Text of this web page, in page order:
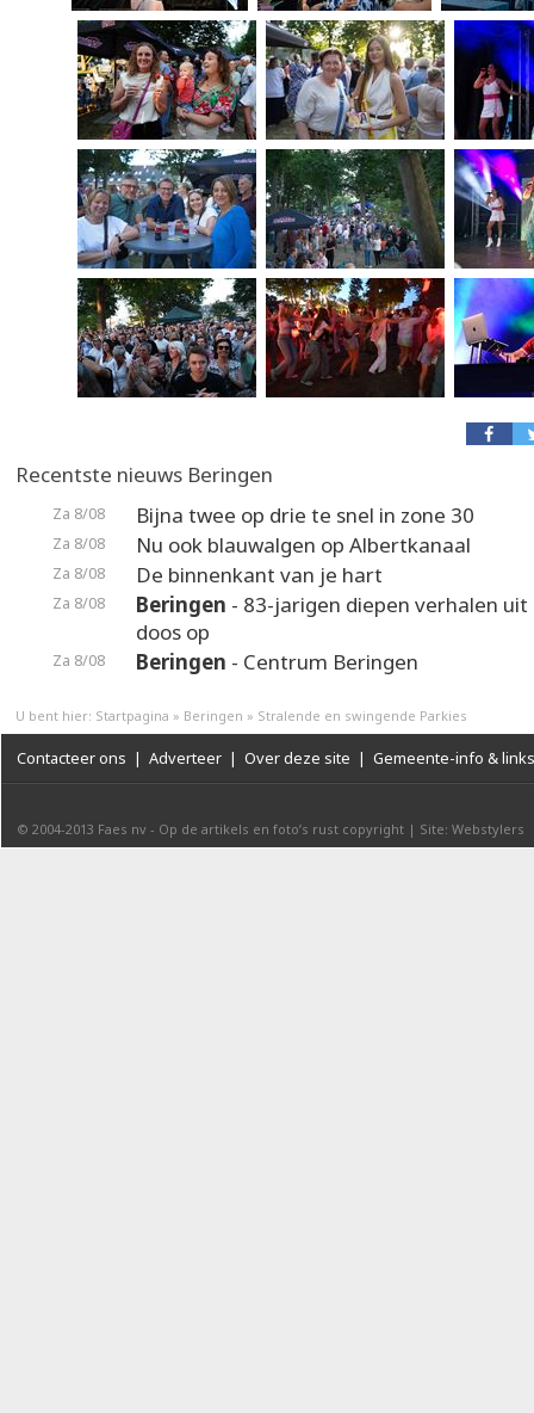
Recentste nieuws Beringen
Za 8/08 Bijna twee op drie te snel in zone 30
Za 8/08 Nu ook blauwalgen op Albertkanaal
Za 8/08 De binnenkant van je hart
Za 8/08 Beringen - 83-jarigen diepen verhalen uit
doos op
Za 8/08 Beringen - Centrum Beringen
U bent hier: Startpagina » Beringen » Stralende en swingende Parkies
Contacteer ons | Adverteer | Over deze site | Gemeente-info & links
© 2004-2013 Faes nv - Op de artikels en foto’s rust copyright | Site: Webstylers